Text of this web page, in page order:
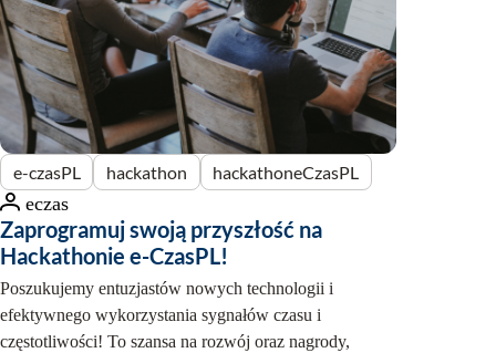
e-czasPL hackathon hackathoneCzasPL
eczas
Zaprogramuj swoją przyszłość na
Hackathonie e-CzasPL!
Poszukujemy entuzjastów nowych technologii i
efektywnego wykorzystania sygnałów czasu i
częstotliwości! To szansa na rozwój oraz nagrody,